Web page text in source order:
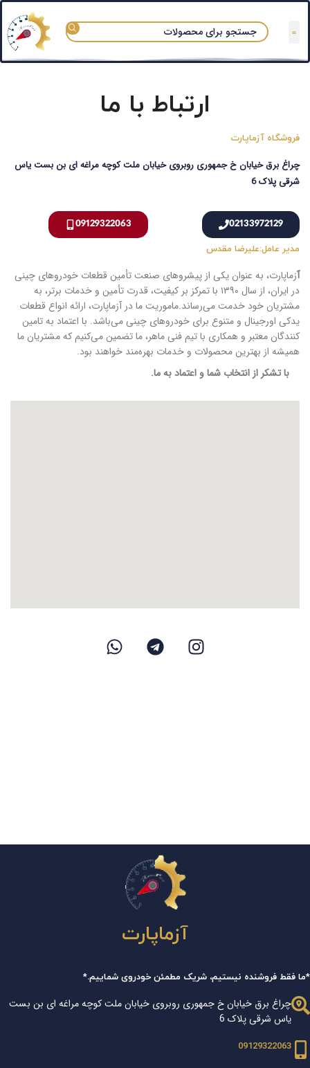
ارتباط با ما
فروشگاه آزماپارت
چراغ برق خیابان خ جمهوری روبروی خیابان ملت کوچه مراغه ای بن بست یاس
شرقی پلاک 6
02133972129
09129322063
مدیر عامل:علیرضا مقدس
آزماپارت، به عنوان یکی از پیشروهای صنعت تأمین قطعات خودروهای چینی
در ایران، از سال ۱۳۹۰ با تمرکز بر کیفیت، قدرت تأمین و خدمات برتر، به
مشتریان خود خدمت می‌رساند.ماموریت ما در آزماپارت، ارائه انواع قطعات
یدکی اورجینال و متنوع برای خودروهای چینی می‌باشد. با اعتماد به تامین
کنندگان معتبر و همکاری با تیم فنی ماهر، ما تضمین می‌کنیم که مشتریان ما
همیشه از بهترین محصولات و خدمات بهره‌مند خواهند بود.
با تشکر از انتخاب شما و اعتماد به ما.
آزماپارت
*ما فقط فروشنده نیستیم، شریک مطمئن خودروی شماییم.*
چراغ برق خیابان خ جمهوری روبروی خیابان ملت کوچه مراغه ای بن بست
یاس شرقی پلاک 6
09129322063